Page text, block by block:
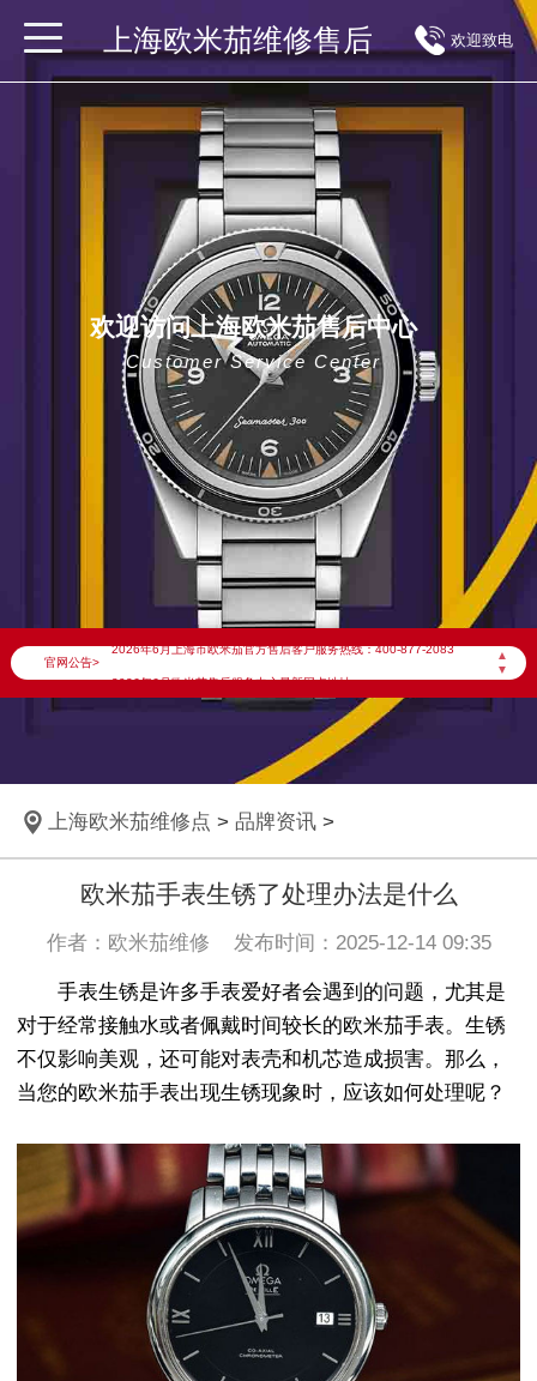
上海欧米茄维修售后 欢迎致电
欢迎访问上海欧米茄售后中心
Customer Service Center
官网公告>
▲
▼
2026年6月欧米茄上海市售后服务网络优化升级公告
2026年6月上海市欧米茄官方售后客户服务热线：400-877-2083
2026年6月欧米茄售后服务中心最新网点地址：
上海市黄浦区南京东路299号宏伊国际广场写字楼8层806室欧米茄售后服务中心（需提前预约）
上海欧米茄维修点 > 品牌资讯>
欧米茄手表生锈了处理办法是什么
作者：欧米茄维修 发布时间：2025-12-14 09:35
手表生锈是许多手表爱好者会遇到的问题，尤其是
对于经常接触水或者佩戴时间较长的欧米茄手表。生锈
不仅影响美观，还可能对表壳和机芯造成损害。那么，
当您的欧米茄手表出现生锈现象时，应该如何处理呢？